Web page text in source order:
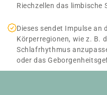
Riechzellen das limbische
Dieses sendet ­Impulse an
Körperregionen, wie z. B.
Schlafrhythmus
oder das